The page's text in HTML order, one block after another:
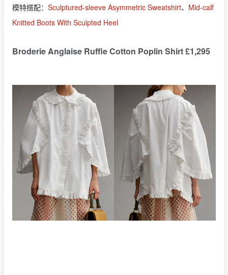
模特搭配： Sculptured-sleeve Asymmetric Sweatshirt、 Mid-calf
Knitted Boots With Sculpted Heel
Broderie Anglaise Ruffle Cotton Poplin Shirt £1,295